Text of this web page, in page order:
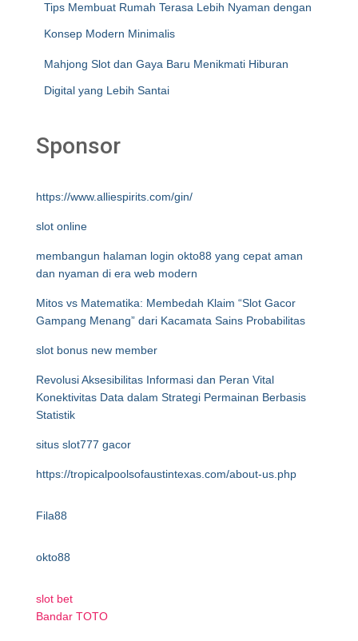
Tips Membuat Rumah Terasa Lebih Nyaman dengan
Konsep Modern Minimalis
Mahjong Slot dan Gaya Baru Menikmati Hiburan
Digital yang Lebih Santai
Sponsor
https://www.alliespirits.com/gin/
slot online
membangun halaman login okto88 yang cepat aman
dan nyaman di era web modern
Mitos vs Matematika: Membedah Klaim “Slot Gacor
Gampang Menang” dari Kacamata Sains Probabilitas
slot bonus new member
Revolusi Aksesibilitas Informasi dan Peran Vital
Konektivitas Data dalam Strategi Permainan Berbasis
Statistik
situs slot777 gacor
https://tropicalpoolsofaustintexas.com/about-us.php
Fila88
okto88
slot bet
Bandar TOTO